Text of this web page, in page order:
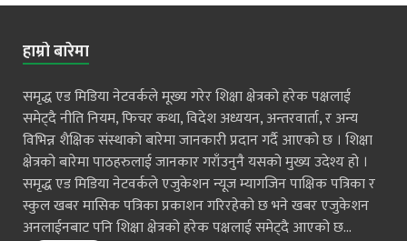
हाम्रो बारेमा
समृद्ध एड मिडिया नेटवर्कले मूख्य गरेर शिक्षा क्षेत्रको हरेक पक्षलाई
समेट्दै नीति नियम, फिचर कथा, विदेश अध्ययन, अन्तरवार्ता, र अन्य
विभिन्न शैक्षिक संस्थाको बारेमा जानकारी प्रदान गर्दै आएको छ । शिक्षा
क्षेत्रको बारेमा पाठहरुलाई जानकार गराँउनुनै यसको मुख्य उदेश्य हो ।
समृद्ध एड मिडिया नेटवर्कले एजुकेशन न्यूज म्यागजिन पाक्षिक पत्रिका र
स्कुल खबर मासिक पत्रिका प्रकाशन गरिरहेको छ भने खबर एजुकेशन
अनलाईनबाट पनि शिक्षा क्षेत्रको हरेक पक्षलाई समेट्दै आएको छ...